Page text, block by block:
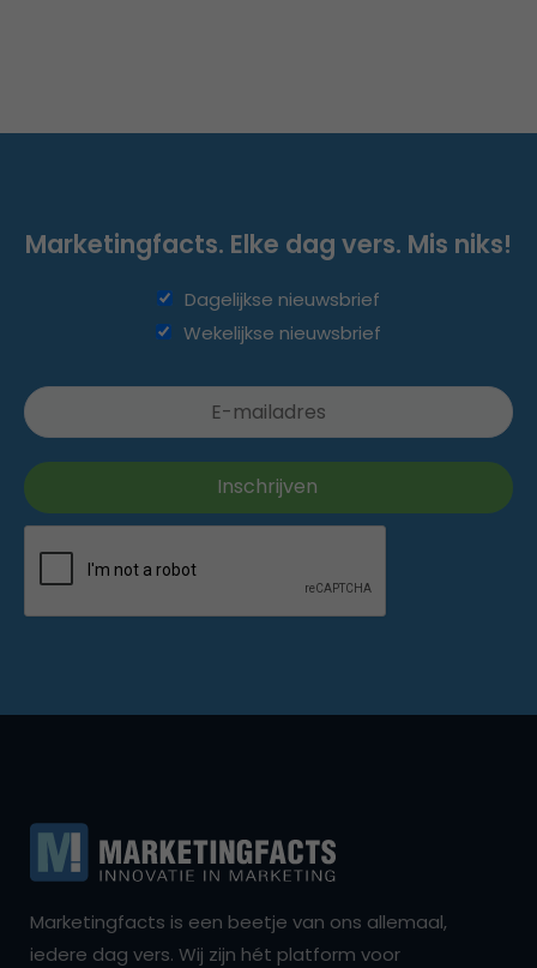
Marketingfacts. Elke dag vers. Mis niks!
Dagelijkse nieuwsbrief
Wekelijkse nieuwsbrief
Marketingfacts is een beetje van ons allemaal,
iedere dag vers. Wij zijn hét platform voor